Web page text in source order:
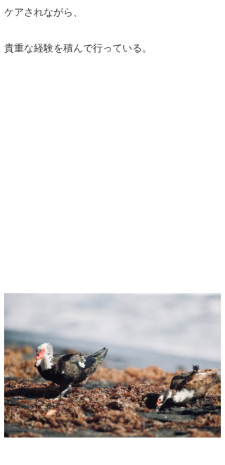
ケアされながら、
貴重な経験を積んで行っている。